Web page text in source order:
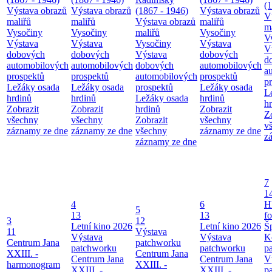
Výstava obrazů
maliřů
Vysočiny
Výstava
dobových
automobilových
prospektů
Ležáky osada
hrdinů
Zobrazit
všechny
záznamy ze dne
Výstava obrazů
maliřů
Vysočiny
Výstava
dobových
automobilových
prospektů
Ležáky osada
hrdinů
Zobrazit
všechny
záznamy ze dne
(1867 - 1946)
Výstava obrazů
maliřů
Vysočiny
Výstava
dobových
automobilových
prospektů
Ležáky osada
hrdinů
Zobrazit
všechny
záznamy ze dne
Výstava obrazů
maliřů
Vysočiny
Výstava
dobových
automobilových
prospektů
Ležáky osada
hrdinů
Zobrazit
všechny
záznamy ze dne
3
11
Centrum Jana
XXIII. -
harmonogram
4
13
Letní kino 2026
Výstava
patchworku
Centrum Jana
5
12
Výstava
patchworku
Centrum Jana
XXIII. -
6
13
Letní kino 2026
Výstava
patchworku
Centrum Jana
7